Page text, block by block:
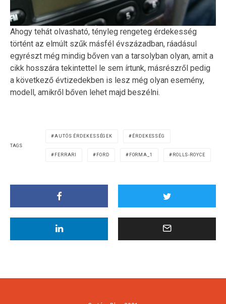
Ahogy tehát olvasható, tényleg rengeteg érdekesség
történt az elmúlt szűk másfél évszázadban, ráadásul
egyrészt még mindig bőven van a tarsolyban olyan, amit a
cikk hosszára tekintettel le sem írtunk, másrészről pedig
a következő évtizedekben is lesz még olyan esemény,
modell, amikről bőven lehet majd beszélni.
TAGS
AUTÓS ÉRDEKESSÉGEK ÉRDEKESSÉG
FERRARI FORD FORMA_1 ROLLS-ROYCE